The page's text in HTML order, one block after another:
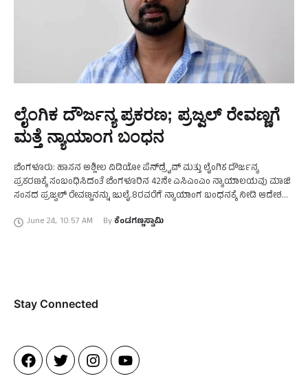
ಲೈಂಗಿಕ ದೌರ್ಜನ್ಯ ಪ್ರಕರಣ; ಪ್ರಜ್ವಲ್‌ ರೇವಣ್ಣಗೆ
ಮತ್ತೆ ನ್ಯಾಯಾಂಗ ಬಂಧನ
ಬೆಂಗಳೂರು: ಹಾಸನ ಅಶ್ಲೀಲ ವಿಡಿಯೋ ಪೆನ್‌ಡ್ರೈವ್‌ ಮತ್ತು ಲೈಂಗಿಕ ದೌರ್ಜನ್ಯ
ಪ್ರಕರಣಕ್ಕೆ ಸಂಬಂಧಿಸಿದಂತೆ ಬೆಂಗಳೂರಿನ 42ನೇ ಎಸಿಎಂಎಂ ನ್ಯಾಯಾಲಯವು ಮಾಜಿ
ಸಂಸದ ಪ್ರಜ್ವಲ್‌ ರೇವಣ್ಣನನ್ನು ಜುಲೈ.8ರವರೆಗೆ ನ್ಯಾಯಾಂಗ ಬಂಧನಕ್ಕೆ ನೀಡಿ ಆದೇಶ
June 24, 10:57 AM By ಕೆಂಡಗಣ್ಣಸ್ವಾಮಿ
Stay Connected​